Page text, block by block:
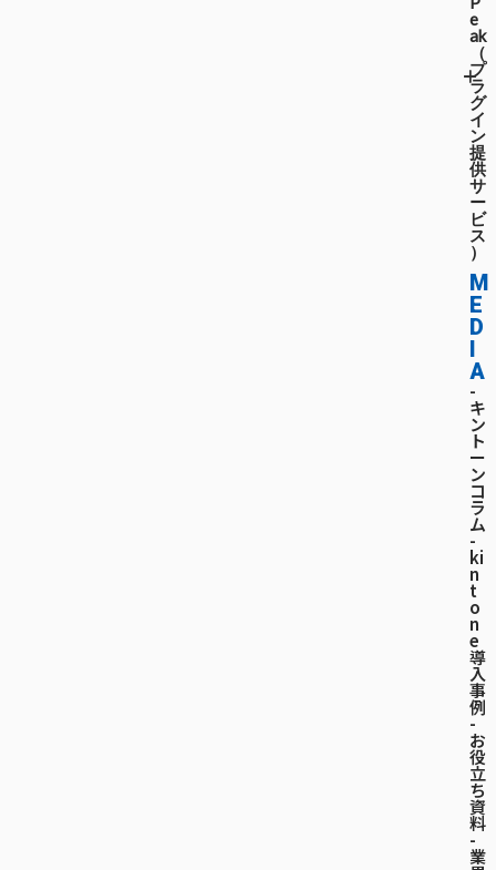
e
ak
（
プ
ラ
グ
イ
ン
提
供
サ
ー
ビ
ス
）
M
E
D
I
A
-
キ
ン
ト
ー
ン
コ
ラ
ム
-
ki
n
t
o
n
e
導
入
事
例
-
お
役
立
ち
資
料
-
業